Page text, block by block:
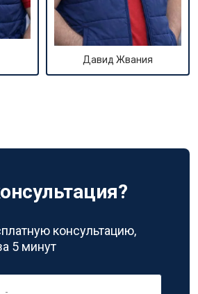
Давид Жвания
консультацию,
5 минут